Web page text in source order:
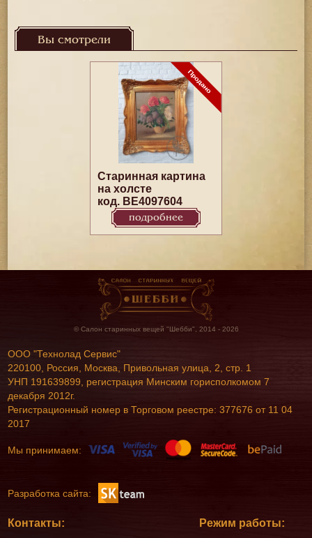
Вы смотрели
Старинная картина
на холсте
код. BE4097604
подробнее
© Салон старинных вещей "Шебби", 2014 - 2026
ООО "Технолад Сервис"
220100, Россия, Москва, Привольная улица, 2, стр. 1
УНП 191639899, регистрация Минским горисполкомом 7
декабря 2012г.
Регистрационный номер в Торговом реестре: 377676 от 11 04
2017
Мы принимаем:
Разработка сайта:
Контакты: Режим работы: